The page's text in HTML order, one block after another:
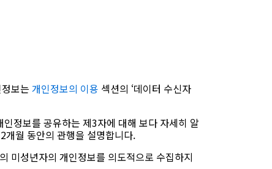
보는 개인정보의 이용 섹션의 ‘데이터 수신자
정보를 공유하는 제3자에 대해 보다 자세히 알
개월 동안의 관행을 설명합니다.
미성년자의 개인정보를 의도적으로 수집하지